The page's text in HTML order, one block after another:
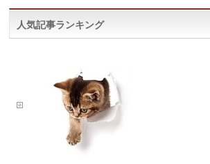
人気記事ランキング